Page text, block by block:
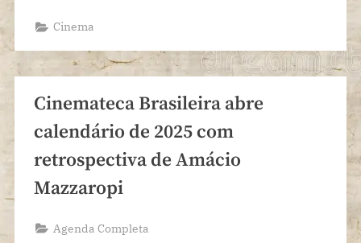
Cinema
Cinemateca Brasileira abre
calendário de 2025 com
retrospectiva de Amácio
Mazzaropi
Agenda Completa